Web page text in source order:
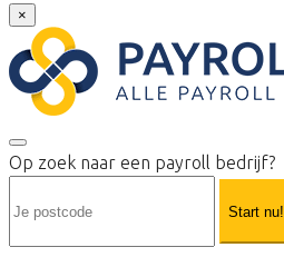
×
Op zoek naar een payroll bedrijf?
Start nu!